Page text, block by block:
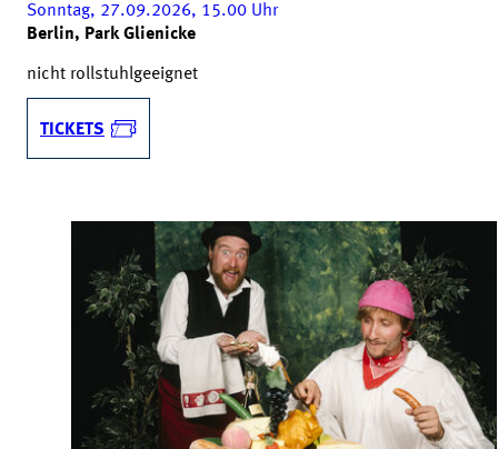
Sonntag, 27.09.2026, 15.00 Uhr
Berlin, Park Glienicke
nicht rollstuhlgeeignet
TICKETS